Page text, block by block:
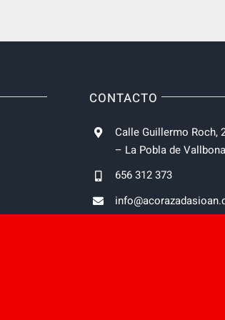
CONTACTO
Calle Guillermo Roch,
– La Pobla de
656 312 373